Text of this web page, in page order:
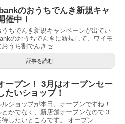
のおうちでんき新規キャ
催中！
ちでんき新規キャンペーンが出てい
のおうちでんきに新規して、ワイモ
おうち割でんきセ...
記事を読む
ープン！ 3月はオープンセー
たいショップ！
ショップが本日、オープンですね！
とかでなく、新店舗オープンなので３
待したいところです。 オープン...